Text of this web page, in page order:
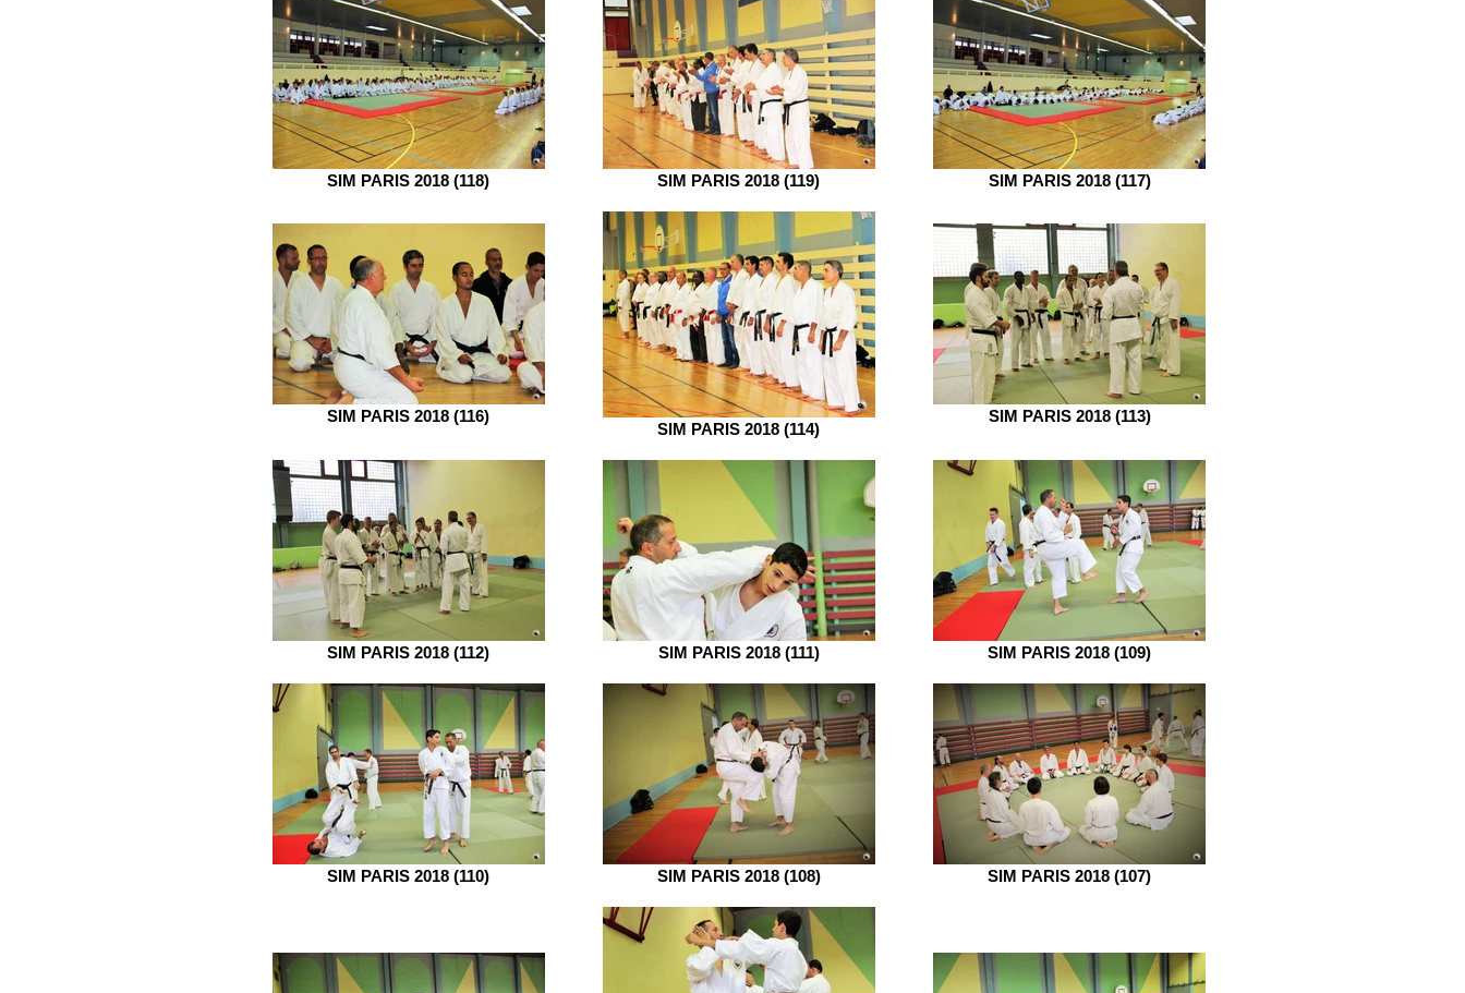
SIM PARIS 2018 (118) SIM PARIS 2018 (119) SIM PARIS 2018 (117)
SIM PARIS 2018 (116)
SIM PARIS 2018 (114)
SIM PARIS 2018 (113)
SIM PARIS 2018 (112) SIM PARIS 2018 (111) SIM PARIS 2018 (109)
SIM PARIS 2018 (110) SIM PARIS 2018 (108) SIM PARIS 2018 (107)